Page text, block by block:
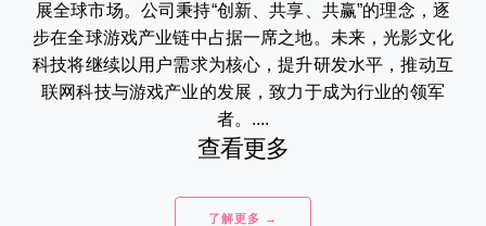
展全球市场。公司秉持“创新、共享、共赢”的理念，逐
步在全球游戏产业链中占据一席之地。未来，光影文化
科技将继续以用户需求为核心，提升研发水平，推动互
联网科技与游戏产业的发展，致力于成为行业的领军
者。....
查看更多
了解更多 →